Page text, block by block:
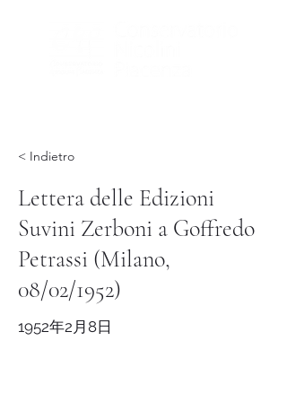
< Indietro
Lettera delle Edizioni
Suvini Zerboni a Goffredo
Petrassi (Milano,
08/02/1952)
1952年2月8日